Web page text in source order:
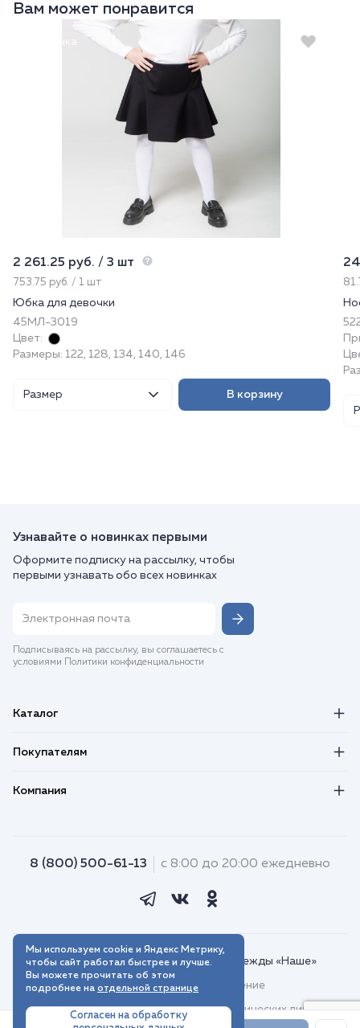
Вам может понравится
2 261.25 руб. / 3 шт
753.75 руб. / 1 шт
Юбка для девочки
45МЛ-3019
Цвет:
Размеры: 122, 128, 134, 140, 146
Размер В корзину
Узнавайте о новинках первыми
Оформите подписку на рассылку, чтобы
первыми узнавать обо всех новинках
Подписываясь на рассылку, вы соглашаетесь с
условиями Политики конфиденциальности
Каталог
Покупателям
Компания
8 (800) 500-61-13 с 8:00 до 20:00 ежедневно
© 2018–2026. Интернет-магазин одежды «Наше»
Пользовательское соглашение
Договор присоединения для юридических лиц
Мы используем cookie и Яндекс Метрику,
чтобы сайт работал быстрее и лучше.
Вы можете прочитать об этом
подробнее на отдельной странице
Согласен на обработку